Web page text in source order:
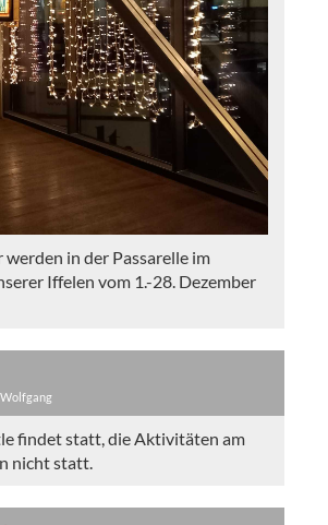
werden in der Passarelle im
Iffelen vom 1.-28. Dezember
Wolfgang
findet statt, die Aktivitäten am
nicht statt.